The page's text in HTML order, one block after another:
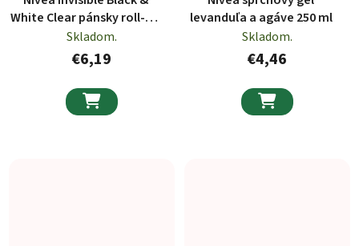
White Clear pánsky roll-on
dezodorant 50ml
Skladom.
€6,19

levanduľa a agáve 250 ml
Skladom.
€4,46
